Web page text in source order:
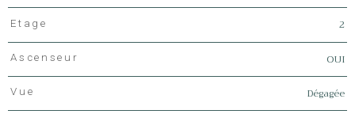
Etage 2
Ascenseur OUI
Vue Dégagée